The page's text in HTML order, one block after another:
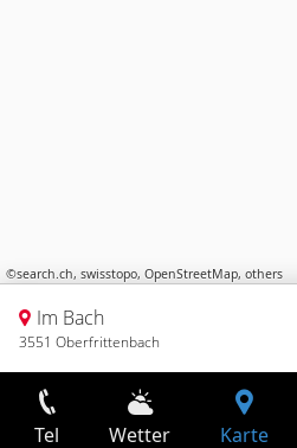
©search.ch, swisstopo, OpenStreetMap, others
Im Bach
3551 Oberfrittenbach
Tel Wetter Karte